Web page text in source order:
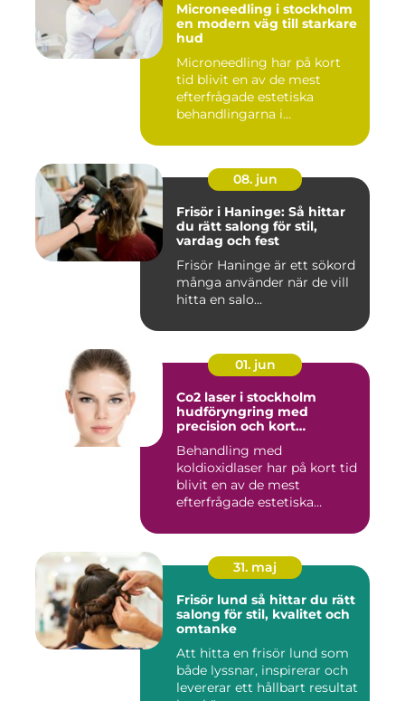
Microneedling i stockholm
en modern väg till starkare
hud
Microneedling har på kort
tid blivit en av de mest
efterfrågade estetiska
behandlingarna i
08. jun
Frisör i Haninge: Så hittar
du rätt salong för stil,
vardag och fest
Frisör Haninge är ett sökord
många använder när de vill
hitta en salo...
01. jun
Co2 laser i stockholm
hudföryngring med
precision och kort
Behandling med
koldioxidlaser har på kort tid
blivit en av de mest
efterfrågade estetiska
31. maj
Frisör lund så hittar du rätt
salong för stil, kvalitet och
omtanke
Att hitta en frisör lund som
både lyssnar, inspirerar och
levererar ett hållbart resultat